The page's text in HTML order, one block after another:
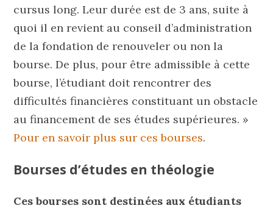
cursus long. Leur durée est de 3 ans, suite à
quoi il en revient au conseil d’administration
de la fondation de renouveler ou non la
bourse. De plus, pour être admissible à cette
bourse, l’étudiant doit rencontrer des
difficultés financières constituant un obstacle
au financement de ses études supérieures. »
Pour en savoir plus sur ces bourses.
Bourses d’études en théologie
Ces bourses sont destinées aux étudiants